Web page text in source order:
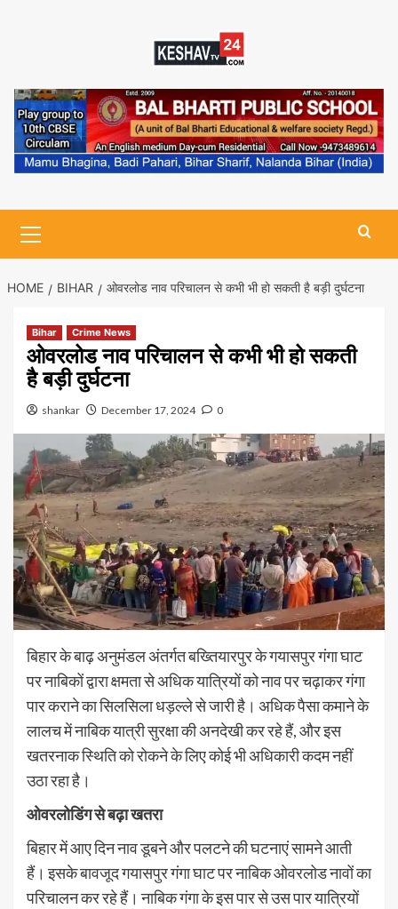
Menu
HOME BIHAR ओवरलोड नाव परिचालन से कभी भी हो सकती है बड़ी दुर्घटना
Bihar Crime News
ओवरलोड नाव परिचालन से कभी भी हो सकती
है बड़ी दुर्घटना
shankar December 17, 2024 0
बिहार के बाढ़ अनुमंडल अंतर्गत बख्तियारपुर के गयासपुर गंगा घाट
पर नाबिकों द्वारा क्षमता से अधिक यात्रियों को नाव पर चढ़ाकर गंगा
पार कराने का सिलसिला धड़ल्ले से जारी है। अधिक पैसा कमाने के
लालच में नाबिक यात्री सुरक्षा की अनदेखी कर रहे हैं, और इस
खतरनाक स्थिति को रोकने के लिए कोई भी अधिकारी कदम नहीं
उठा रहा है।
ओवरलोडिंग से बढ़ा खतरा
बिहार में आए दिन नाव डूबने और पलटने की घटनाएं सामने आती
हैं। इसके बावजूद गयासपुर गंगा घाट पर नाबिक ओवरलोड नावों का
परिचालन कर रहे हैं। नाबिक गंगा के इस पार से उस पार यात्रियों